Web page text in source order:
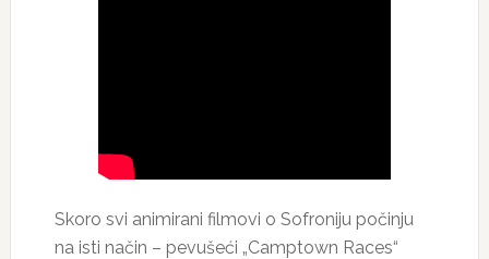
Skoro svi animirani filmovi o Sofroniju počinju
na isti način – pevušeći „Camptown Races“